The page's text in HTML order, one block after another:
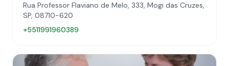
Rua Professor Flaviano de Melo, 333, Mogi das Cruzes,
SP, 08710-620
+5511991960389